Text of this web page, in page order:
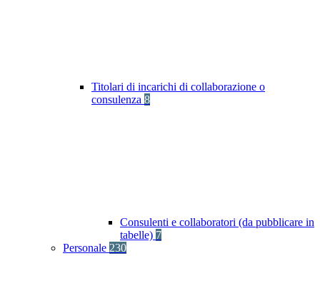
Titolari di incarichi di collaborazione o
consulenza 8
Consulenti e collaboratori (da pubblicare in
tabelle) 7
Personale 230